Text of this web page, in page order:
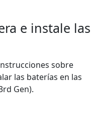
e instale las
sobre
las baterías en las
Gen).